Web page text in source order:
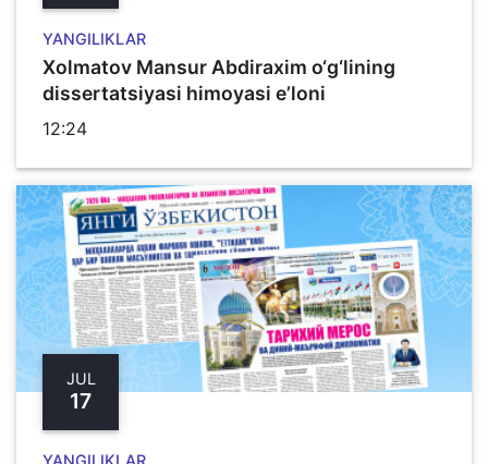
YANGILIKLAR
Xolmatov Mansur Abdiraxim o‘g‘lining
dissertatsiyasi himoyasi e’loni
12:24
JUL
17
YANGILIKLAR